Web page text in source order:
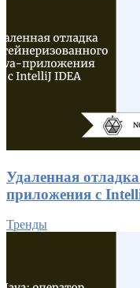
Удаленная
приложения с
Тренды